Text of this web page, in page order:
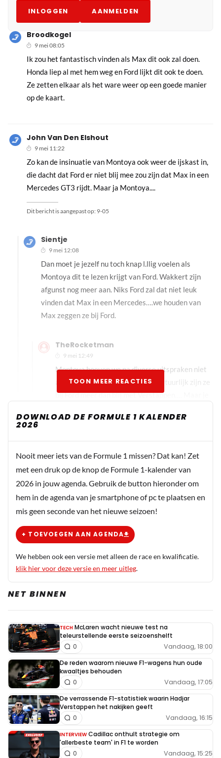
INLOGGEN AANMELDEN
Broodkogel
9 mei 08:05
Ik zou het fantastisch vinden als Max dit ook zal doen.
Honda liep al met hem weg en Ford lijkt dit ook te doen.
Ze zetten elkaar als het ware weer op een goede manier
op de kaart.
TheRocketman
9 mei 08:44
riep van de week dat als ze bij Ford echt geïnteresseerd
he can’t refuse” moeten maken… hij lijkt in de maak, en
dat doen ze goed 👍
John Van Den Elshout
9 mei 11:22
Zo kan de insinuatie van Montoya ook weer de ijskast in,
die dacht dat Ford er niet blij mee zou zijn dat Max in een
Mercedes GT3 rijdt. Maar ja Montoya....
Dit bericht is aangepast op: 9-05
Sientje
9 mei 12:08
Dan moet je jezelf nu toch knap l.llig voelen als
Montoya dit te lezen krijgt van Ford. Wakkert zijn
afgunst nog meer aan. Niks Ford zal dat niet leuk
vinden dat Max in een Mercedes….we houden van
Max zeggen ze bij Ford.
TheRocketman
9 mei 12:49
Montoya hoeven we na diverse uitspraken niet
al te serieus meer te nemen, en natuurlijk zijn ze
bij Ford meer dan blij met Verstappen…. Maar je
daadwerkelijk alles uit de kast gaan halen om
dat nu in een Mercedes doet 🤷🏻
9 mei 12:19
Als ze het niet snel voor elkaar krijgen binnen de F1 om
de wagen weer optimaal overal in het rond te laten rijden.
Dan zijn er genoeg interessante mogelijkheden voor Max
Verstappen om met zijn raceteam in te duiken. Denk dat
werkelijk alle auto fabrikanten voor hem in de rij staan en
met hele mooie uitdagingen en financiële vergoedingen
komen. Uiteraard is Max Verstappen geïnteresseerd in
Ford zijn Hypercar en gezien hun samenwerking nu bij
Red Bull daarmee in gesprek met Ford. Maar zijn keuze
zal vooral gebaseerd zijn op welke Hypercar inclusief
TOON MEER REACTIES
DOWNLOAD DE FORMULE 1 KALENDER
2026
Nooit meer iets van de Formule 1 missen? Dat kan! Zet
met een druk op de knop de Formule 1-kalender van
2026 in jouw agenda. Gebruik de button hieronder om
hem in de agenda van je smartphone of pc te plaatsen en
mis geen seconde van het nieuwe seizoen!
+ TOEVOEGEN AAN AGENDA
We hebben ook een versie met alleen de race en kwalificatie.
klik hier voor deze versie en meer uitleg.
NET BINNEN
TECH McLaren wacht nieuwe test na
teleurstellende eerste seizoenshelft
Vandaag, 18:00
0
De reden waarom nieuwe F1-wagens hun oude
kwaaltjes behouden
Vandaag, 17:05
0
De verrassende F1-statistiek waarin Hadjar
Verstappen het nakijken geeft
Vandaag, 16:15
0
INTERVIEW Cadillac onthult strategie om
'allerbeste team' in F1 te worden
Vandaag, 15:25
0